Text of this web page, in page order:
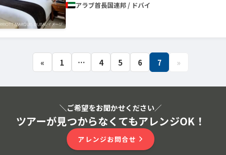
アラブ首長国連邦 / ドバイ
« 1 … 4 5 6 7 »
＼ご希望をお聞かせください／
ツアーが見つからなくてもアレンジOK！
アレンジお問合せ